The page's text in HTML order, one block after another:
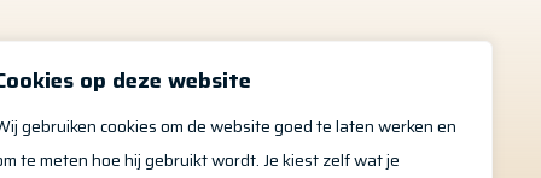
op deze website
gebruiken cookies om de website goed te laten werken en
te meten hoe hij gebruikt wordt. Je kiest zelf wat je